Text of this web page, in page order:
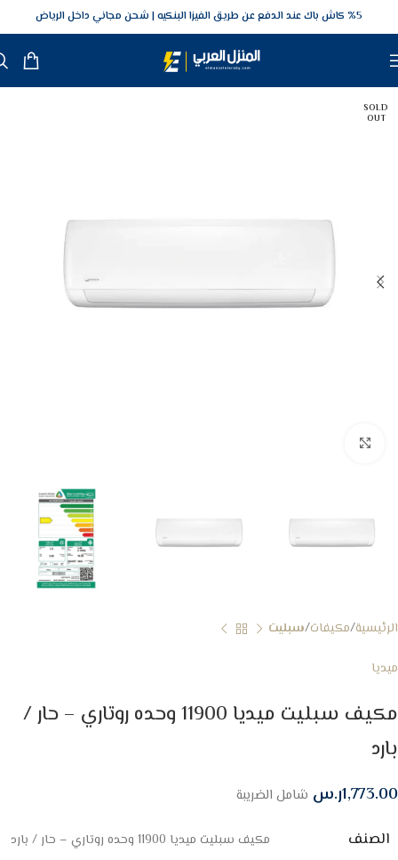
5‎% كاش باك عند الدفع عن طريق الفيزا البنكيه شحن مجاني داخل الرياض
SOLD
OUT
الرئيسية مكيفات سبليت
ميديا
مكيف سبليت ميديا 11900 وحده روتاري – حار /
بارد
1,773.00ر.س شامل الضريبة
الصنف مكيف سبليت ميديا 11900 وحده روتاري – حار / بارد